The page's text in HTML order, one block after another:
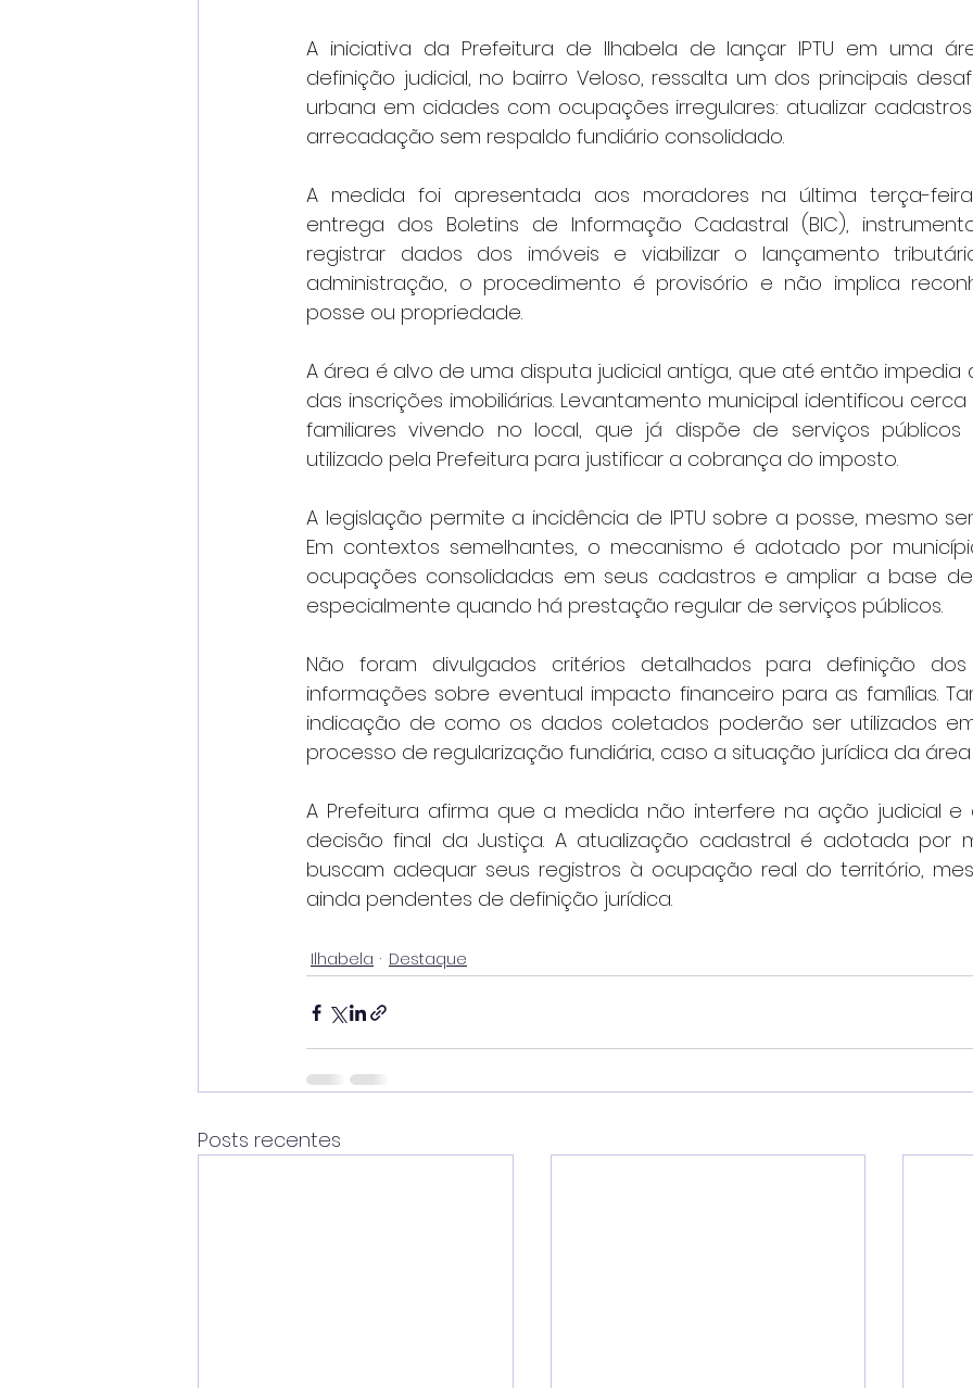
A iniciativa da Prefeitura de Ilhabela de lançar IPTU em uma
definição judicial, no bairro Veloso, ressalta um dos principais
urbana em cidades com ocupações irregulares: atualizar
arrecadação sem respaldo fundiário consolidado.
A medida foi apresentada aos moradores na última terça-
entrega dos Boletins de Informação Cadastral (BIC),
registrar dados dos imóveis e viabilizar o lançamento
administração, o procedimento é provisório e não implica
posse ou propriedade.
A área é alvo de uma disputa judicial antiga, que até então impedia
das inscrições imobiliárias. Levantamento municipal identificou
familiares vivendo no local, que já dispõe de serviços públicos
utilizado pela Prefeitura para justificar a cobrança do imposto.
A legislação permite a incidência de IPTU sobre a posse, mesmo
Em contextos semelhantes, o mecanismo é adotado por
ocupações consolidadas em seus cadastros e ampliar a base
especialmente quando há prestação regular de serviços públicos.
Não foram divulgados critérios detalhados para definição
informações sobre eventual impacto financeiro para as famílias.
indicação de como os dados coletados poderão ser utilizados
processo de regularização fundiária, caso a situação jurídica da área
A Prefeitura afirma que a medida não interfere na ação judicial e
decisão final da Justiça. A atualização cadastral é adotada por
buscam adequar seus registros à ocupação real do território,
ainda pendentes de definição jurídica.
Ilhabela Destaque
Posts recentes